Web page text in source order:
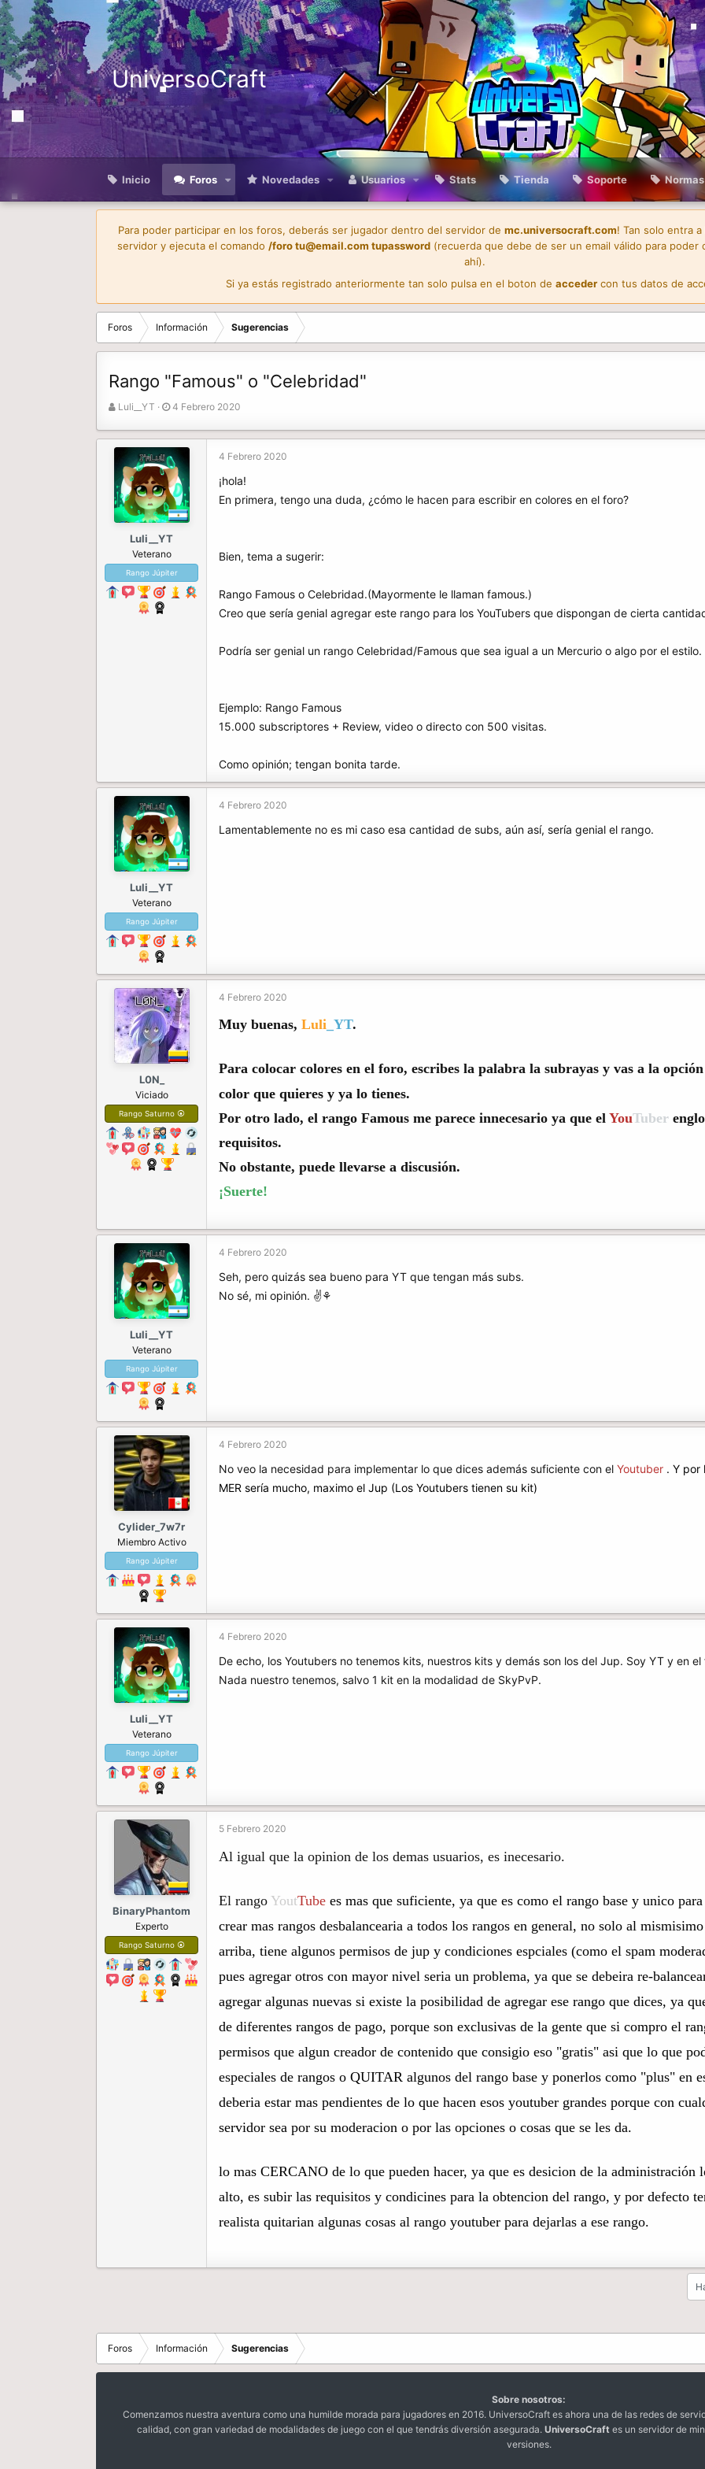
UniversoCraft
Inicio Foros Novedades Usuarios Stats Tienda Soporte Normas
Para poder participar en los foros, deberás ser jugador dentro del servidor de mc.universocraft.com! Tan solo entra
servidor y ejecuta el comando /forotu@email.com tupassword (recuerda que debe de ser un email válido para poder
ahí).
Si ya estás registrado anteriormente tan solo pulsa en el boton de accedercon tus datos de
Foros Información Sugerencias
Rango "Famous" o "Celebridad"
A
o
r
Luli__YT
F
h
a
d
e
i
n
i
c
i
o
4 Febrero 2020
Luli__YT
Veterano
Rango Júpiter
4 Febrero 2020
¡hola!
En primera, tengo una duda, ¿cómo le hacen para escribir en colores en el foro?
Bien, tema a sugerir:
Rango Famous o Celebridad.(Mayormente le llaman famous.)
Creo que sería genial agregar este rango para los YouTubers que dispongan de cierta
Podría ser genial un rango Celebridad/Famous que sea igual a un Mercurio o algo por el estilo.
Ejemplo: Rango Famous
15.000 subscriptores + Review, video o directo con 500 visitas.
Como opinión; tengan bonita tarde.
Luli__YT
Veterano
Rango Júpiter
4 Febrero 2020
Lamentablemente no es mi caso esa cantidad de subs, aún así, sería genial el rango.
L0N_
Viciado
Rango Saturno ⦿
4 Febrero 2020
Muy buenas, Luli _YT.
Para colocar colores en el foro, escribes la palabra la subrayas y vas a la
color que quieres y ya lo tienes.
Por otro lado, el rango Famous me parece innecesario ya que el YouTuber
requisitos.
No obstante, puede llevarse a discusión.
¡Suerte!
Luli__YT
Veterano
Rango Júpiter
4 Febrero 2020
Seh, pero quizás sea bueno para YT que tengan más subs.
No sé, mi opinión. ✌⚘
Cylider_7w7r
Miembro Activo
Rango Júpiter
4 Febrero 2020
No veo la necesidad para implementar lo que dices además suficiente con el Youtuber . Y por
MER sería mucho, maximo el Jup (Los Youtubers tienen su kit)
Luli__YT
Veterano
Rango Júpiter
4 Febrero 2020
De echo, los Youtubers no tenemos kits, nuestros kits y demás son los del Jup. Soy YT y en
Nada nuestro tenemos, salvo 1 kit en la modalidad de SkyPvP.
BinaryPhantom
Experto
Rango Saturno ⦿
5 Febrero 2020
Al igual que la opinion de los demas usuarios, es inecesario.
El rango YoutTube es mas que suficiente, ya que es como el rango base y unico
crear mas rangos desbalancearia a todos los rangos en general, no solo al
arriba, tiene algunos permisos de jup y condiciones espciales (como el spam
pues agregar otros con mayor nivel seria un problema, ya que se debeira re-
agregar algunas nuevas si existe la posibilidad de agregar ese rango que dices, ya
de diferentes rangos de pago, porque son exclusivas de la gente que si compro el
permisos que algun creador de contenido que consigio eso "gratis" asi que lo que
especiales de rangos o QUITAR algunos del rango base y ponerlos como "plus" en
deberia estar mas pendientes de lo que hacen esos youtuber grandes porque con
servidor sea por su moderacion o por las opciones o cosas que se les da.
lo mas CERCANO de lo que pueden hacer, ya que es desicion de la administración
alto, es subir las requisitos y condicines para la obtencion del rango, y por defecto
realista quitarian algunas cosas al rango youtuber para dejarlas a ese rango.
Foros Información Sugerencias
Sobre nosotros:
Comenzamos nuestra aventura como una humilde morada para jugadores en 2016. UniversoCraft es ahora una de las redes de
calidad, con gran variedad de modalidades de juego con el que tendrás diversión asegurada. UniversoCraft es un servidor de
versiones.